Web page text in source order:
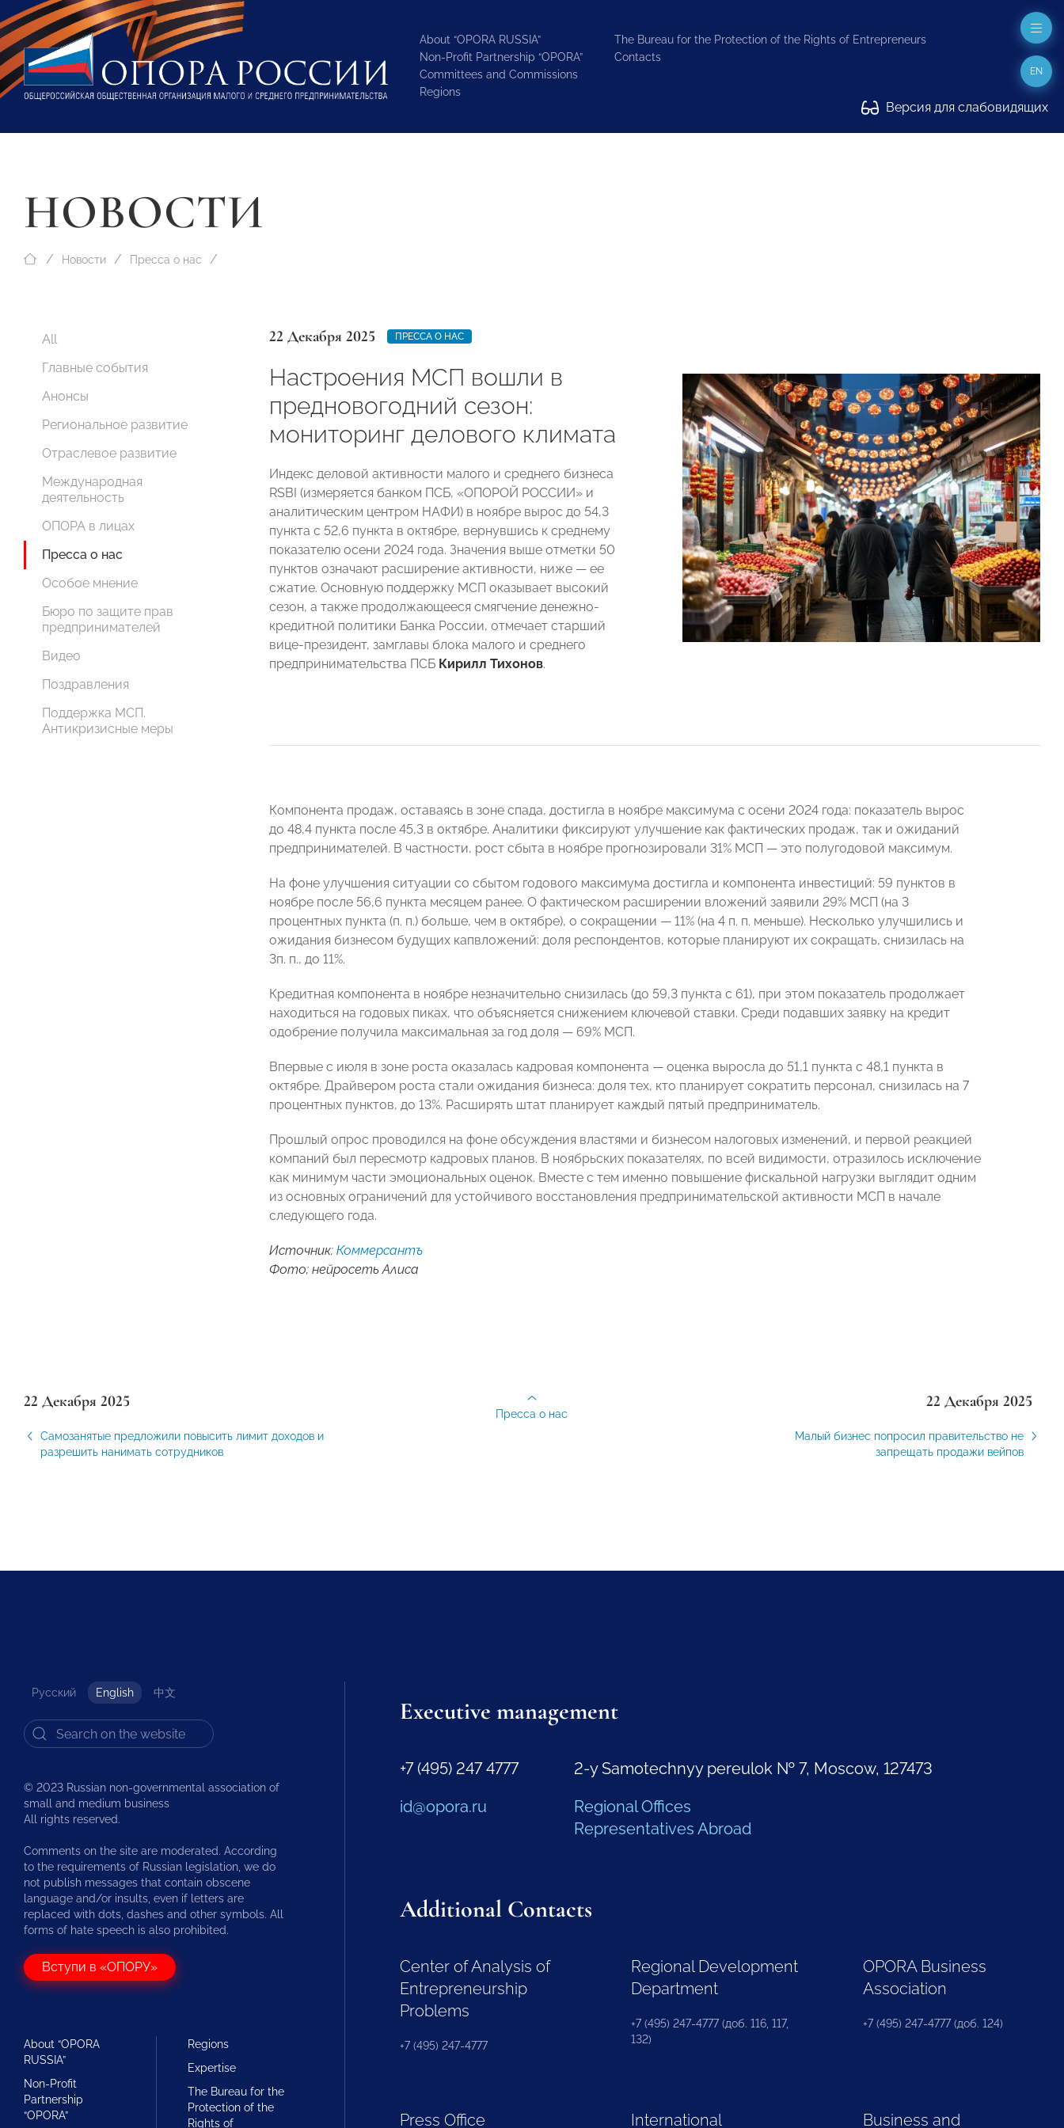
About “OPORA RUSSIA”
Non-Profit Partnership “OPORA”
Committees and Commissions
Regions
The Bureau for the Protection of the Rights of Entrepreneurs
Contacts
Версия для слабовидящих
EN
НОВОСТИ
Новости Пресса о нас
All
Главные события
Анонсы
Региональное развитие
Отраслевое развитие
Международная
деятельность
ОПОРА в лицах
Пресса о нас
Особое мнение
Бюро по защите прав
предпринимателей
Видео
Поздравления
Поддержка МСП.
Антикризисные меры
22 Декабря 2025 ПРЕССА О НАС
Настроения МСП вошли в
предновогодний сезон:
мониторинг делового климата
Индекс деловой активности малого и среднего бизнеса
RSBI (измеряется банком ПСБ, «ОПОРОЙ РОССИИ» и
аналитическим центром НАФИ) в ноябре вырос до 54,3
пункта с 52,6 пункта в октябре, вернувшись к среднему
показателю осени 2024 года. Значения выше отметки 50
пунктов означают расширение активности, ниже — ее
сжатие. Основную поддержку МСП оказывает высокий
сезон, а также продолжающееся смягчение денежно-
кредитной политики Банка России, отмечает старший
вице-президент, замглавы блока малого и среднего
предпринимательства ПСБ Кирилл Тихонов.
Компонента продаж, оставаясь в зоне спада, достигла в ноябре максимума с осени 2024 года: показатель вырос
до 48,4 пункта после 45,3 в октябре. Аналитики фиксируют улучшение как фактических продаж, так и ожиданий
предпринимателей. В частности, рост сбыта в ноябре прогнозировали 31% МСП — это полугодовой максимум.
На фоне улучшения ситуации со сбытом годового максимума достигла и компонента инвестиций: 59 пунктов в
ноябре после 56,6 пункта месяцем ранее. О фактическом расширении вложений заявили 29% МСП (на 3
процентных пункта (п. п.) больше, чем в октябре), о сокращении — 11% (на 4 п. п. меньше). Несколько улучшились и
ожидания бизнесом будущих капвложений: доля респондентов, которые планируют их сокращать, снизилась на
3п. п., до 11%.
Кредитная компонента в ноябре незначительно снизилась (до 59,3 пункта с 61), при этом показатель продолжает
находиться на годовых пиках, что объясняется снижением ключевой ставки. Среди подавших заявку на кредит
одобрение получила максимальная за год доля — 69% МСП.
Впервые с июля в зоне роста оказалась кадровая компонента — оценка выросла до 51,1 пункта с 48,1 пункта в
октябре. Драйвером роста стали ожидания бизнеса: доля тех, кто планирует сократить персонал, снизилась на 7
процентных пунктов, до 13%. Расширять штат планирует каждый пятый предприниматель.
Прошлый опрос проводился на фоне обсуждения властями и бизнесом налоговых изменений, и первой реакцией
компаний был пересмотр кадровых планов. В ноябрьских показателях, по всей видимости, отразилось исключение
как минимум части эмоциональных оценок. Вместе с тем именно повышение фискальной нагрузки выглядит одним
из основных ограничений для устойчивого восстановления предпринимательской активности МСП в начале
следующего года.
Источник: Коммерсантъ
Фото; нейросеть Алиса
22 Декабря 2025
Самозанятые предложили повысить лимит доходов и
разрешить нанимать сотрудников
22 Декабря 2025
Малый бизнес попросил правительство не
запрещать продажи вейпов
Пресса о нас
Русский English 中文
© 2023 Russian non-governmental association of
small and medium business
All rights reserved.
Comments on the site are moderated. According
to the requirements of Russian legislation, we do
not publish messages that contain obscene
language and/or insults, even if letters are
replaced with dots, dashes and other symbols. All
forms of hate speech is also prohibited.
Вступи в «ОПОРУ»
About “OPORA
RUSSIA”
Non-Profit
Partnership
“OPORA”
Regions
Expertise
The Bureau for the
Protection of the
Rights of
Executive management
+7 (495) 247 4777
id@opora.ru
2-y Samotechnyy pereulok № 7, Moscow, 127473
Regional Offices
Representatives Abroad
Additional Contacts
Center of Analysis of
Entrepreneurship
Problems
+7 (495) 247-4777
Regional Development
Department
+7 (495) 247-4777 (доб. 116, 117,
132)
OPORA Business
Association
+7 (495) 247-4777 (доб. 124)
Press Office International Business and